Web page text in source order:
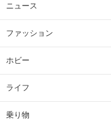
ニュース
ファッション
ホビー
ライフ
乗り物